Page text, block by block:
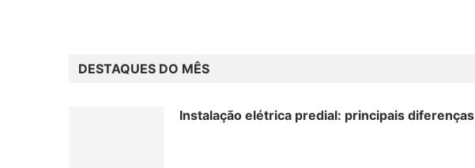
DESTAQUES DO MÊS
Instalação elétrica predial: principais diferenças